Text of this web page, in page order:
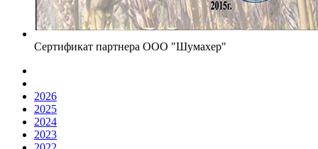
Сертификат партнера ООО "Шумахер"
2026
2025
2024
2023